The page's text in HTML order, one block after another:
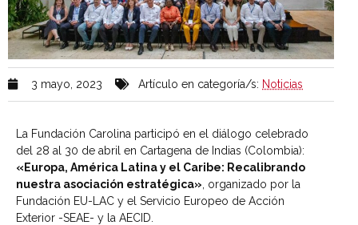
3 mayo, 2023 Artículo en categoría/s: Noticias
La Fundación Carolina participó en el diálogo celebrado
del 28 al 30 de abril en Cartagena de Indias (Colombia):
«Europa, América Latina y el Caribe: Recalibrando
nuestra asociación estratégica» , organizado por la
Fundación EU-LAC y el Servicio Europeo de Acción
Exterior -SEAE- y la AECID.